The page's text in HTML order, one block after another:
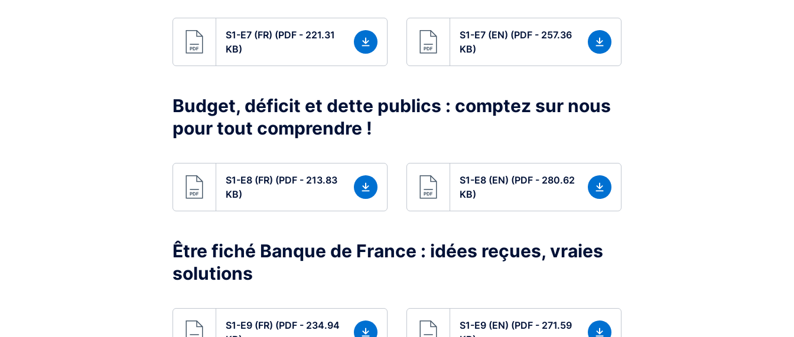
S1-E7 (FR) (PDF - 221.31
KB)
S1-E7 (EN) (PDF - 257.36
KB)
Budget, déficit et dette publics : comptez sur nous
pour tout comprendre !
S1-E8 (FR) (PDF - 213.83
KB)
S1-E8 (EN) (PDF - 280.62
KB)
Être fiché Banque de France : idées reçues, vraies
solutions
S1-E9 (FR) (PDF - 234.94
S1-E9 (EN) (PDF - 271.59